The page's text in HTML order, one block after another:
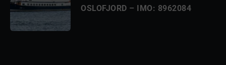
OSLOFJORD – IMO: 8962084